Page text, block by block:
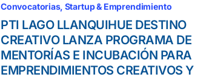
Convocatorias Startup & Emprendimiento
PTI LAGO LLANQUIHUE DESTINO
CREATIVO LANZA PROGRAMA DE
MENTORÍAS E INCUBACIÓN PARA
EMPRENDIMIENTOS CREATIVOS Y